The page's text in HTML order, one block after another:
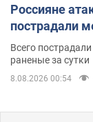
Россияне
пострадали
Всего
раненые за сутки
8.08.2026 00:54